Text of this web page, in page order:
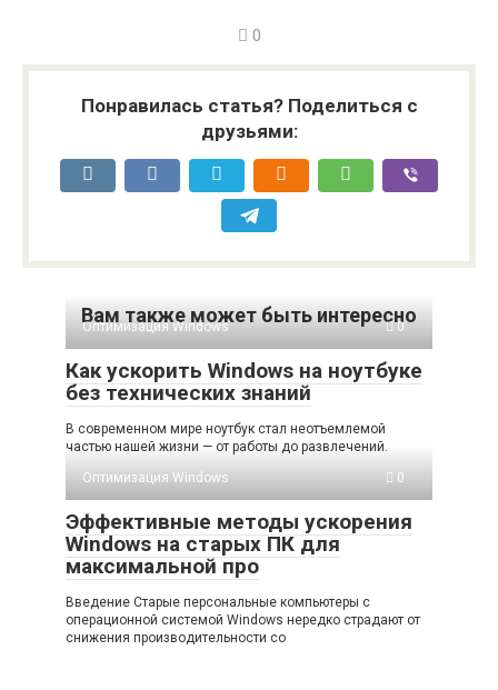
0
Понравилась статья? Поделиться с
друзьями:
Вам также может быть интересно
Оптимизация Windows 0
Как ускорить Windows на ноутбуке
без технических знаний
В современном мире ноутбук стал неотъемлемой
частью нашей жизни — от работы до развлечений.
Оптимизация Windows
0
Эффективные методы ускорения
Windows на старых ПК для
максимальной про
Введение Старые персональные компьютеры с
операционной системой Windows нередко страдают от
снижения производительности со